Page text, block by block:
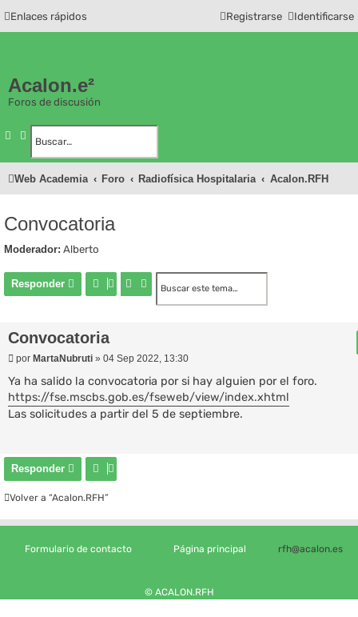
Enlaces rápidos Identificarse
Registrarse
Acalon.e²
Foros de discusión
Buscar
Web Academia Foro Radiofísica Hospitalaria Acalon.RFH
Convocatoria
Moderador: Alberto
Responder BuscarBúsqueda avanzada
Convocatoria
M
n
s
a
j
por MartaNubruti » 04 Sep 2022, 13:30
Ya ha salido la convocatoria por si hay alguien por el foro.
https://fse.mscbs.gob.es/fseweb/view/index.xhtml
Las solicitudes a partir del 5 de septiembre.
Responder
Volver a “Acalon.RFH”
Formulario de contacto Página principal rfh@acalon.es
© ACALON.RFH